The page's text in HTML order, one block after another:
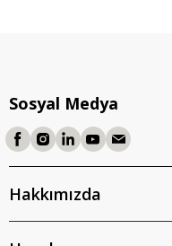
Sosyal Medya
Hakkımızda